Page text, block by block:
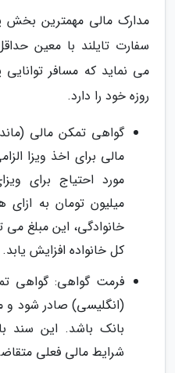
مدارک مالی مهمترین بخش
سفارت تایلند با معین
روزه خود را دارد.
گواهی تمکن مالی
مالی برای اخذ ویزا
میلیون تومان به
کل خانواده افزایش یابد.
فرمت گواهی: گواهی
(انگلیسی) صادر شود و
بانک باشد. این سند
شرایط مالی فعلی